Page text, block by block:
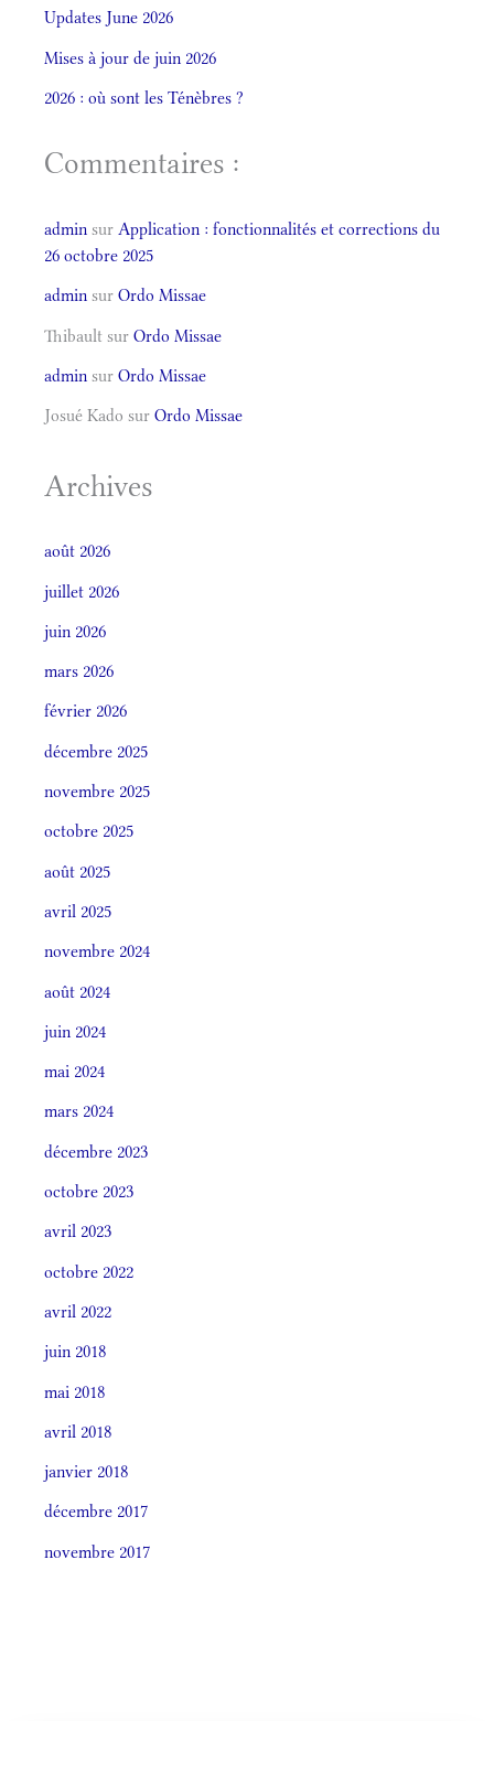
Updates June 2026
Mises à jour de juin 2026
2026 : où sont les Ténèbres ?
Commentaires :
admin sur Application : fonctionnalités et corrections du
26 octobre 2025
admin sur Ordo Missae
Thibault sur Ordo Missae
admin sur Ordo Missae
Josué Kado sur Ordo Missae
Archives
août 2026
juillet 2026
juin 2026
mars 2026
février 2026
décembre 2025
novembre 2025
octobre 2025
août 2025
avril 2025
novembre 2024
août 2024
juin 2024
mai 2024
mars 2024
décembre 2023
octobre 2023
avril 2023
octobre 2022
avril 2022
juin 2018
mai 2018
avril 2018
janvier 2018
décembre 2017
novembre 2017